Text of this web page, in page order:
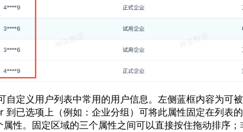
自定义用户列表中常用的用户信息。左侧蓝框内容为可
到已选项上（例如：企业分组）可将此属性固定在列表
属性。固定区域的三个属性之间可以直接按住拖动排序